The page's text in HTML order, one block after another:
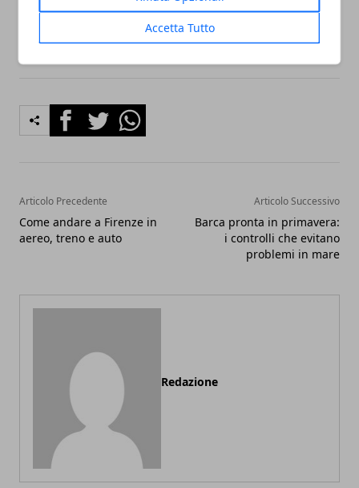
Accetta Tutto
abituale della zona.
FacebookTwitterWhatsapp
Articolo Precedente
Come andare a Firenze in
aereo, treno e auto
Articolo Successivo
Barca pronta in primavera:
i controlli che evitano
problemi in mare
Redazione